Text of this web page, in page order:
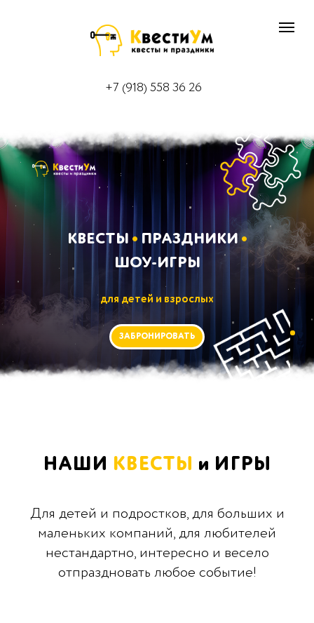
+7 (918) 558 36 26
ЗАБРОНИРОВАТЬ
КВЕСТЫ • ПРАЗДНИКИ•
ШОУ-ИГРЫ
для детей и взрослых
НАШИ КВЕСТЫ и ИГРЫ
Для детей и подростков, для больших и
маленьких компаний, для любителей
нестандартно, интересно и весело
отпраздновать любое событие!